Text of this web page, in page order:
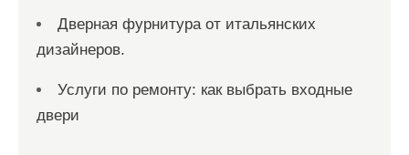
Дверная фурнитура от итальянских
дизайнеров.
Услуги по ремонту: как выбрать входные
двери